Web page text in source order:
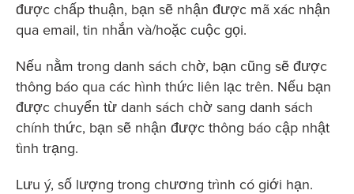
được chấp thuận, bạn sẽ nhận được mã xác nhận
qua email, tin nhắn và/hoặc cuộc gọi.
Nếu nằm trong danh sách chờ, bạn cũng sẽ được
thông báo qua các hình thức liên lạc trên. Nếu bạn
được chuyển từ danh sách chờ sang danh sách
chính thức, bạn sẽ nhận được thông báo cập nhật
tình trạng.
Lưu ý, số lượng trong chương trình có giới hạn.